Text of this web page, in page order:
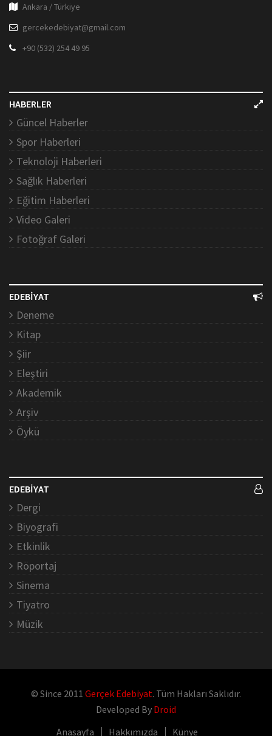
Ankara / Türkiye
gercekedebiyat@gmail.com
+90 (532) 254 49 95
HABERLER
Güncel Haberler
Spor Haberleri
Teknoloji Haberleri
Sağlık Haberleri
Eğitim Haberleri
Video Galeri
Fotoğraf Galeri
EDEBİYAT
Deneme
Kitap
Şiir
Eleştiri
Akademik
Arşiv
Öykü
EDEBİYAT
Dergi
Biyografi
Etkinlik
Röportaj
Sinema
Tiyatro
Müzik
© Since 2011 Gerçek Edebiyat. Tüm Hakları Saklıdır.
Developed By Droid
Anasayfa
Hakkımızda Künye